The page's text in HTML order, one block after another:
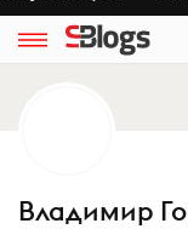
Владимир